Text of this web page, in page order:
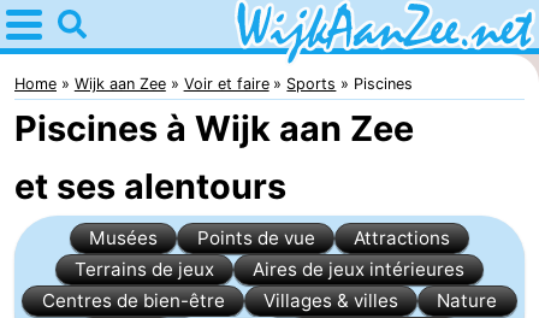
Home
Wijk
aan
Zee
Astuces
Avec
les
enfants
Passer
la
Appartements
Home Wijk aan Zee Voir et faire Sports Piscines
Piscines à Wijk aan Zee
et ses alentours
Musées Points de vue
Attractions
Terrains de jeux
Aires de jeux intérieures
Centres de bien-être
Villages & villes
Nature